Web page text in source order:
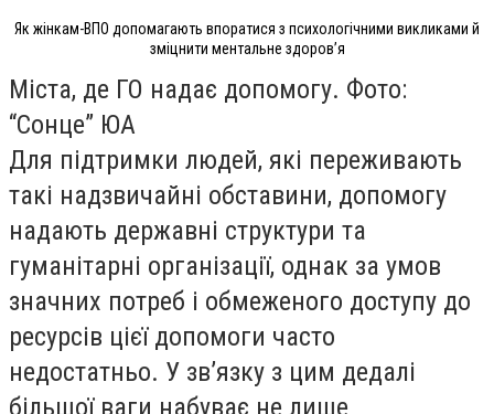
Як жінкам-ВПО допомагають впоратися з психологічними викликами й
зміцнити ментальне здоровʼя
Міста, де ГО надає допомогу. Фото:
“Сонце” ЮА
Для підтримки людей, які переживають
такі надзвичайні обставини, допомогу
надають державні структури та
гуманітарні організації, однак за умов
значних потреб і обмеженого доступу до
ресурсів цієї допомоги часто
недостатньо. У зв’язку з цим дедалі
більшої ваги набуває не лише